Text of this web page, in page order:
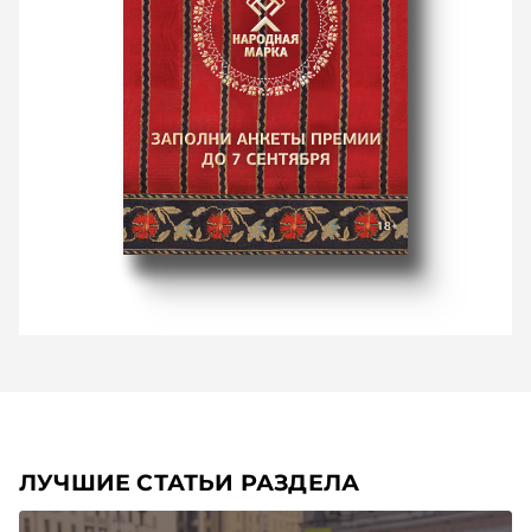
ЛУЧШИЕ СТАТЬИ РАЗДЕЛА